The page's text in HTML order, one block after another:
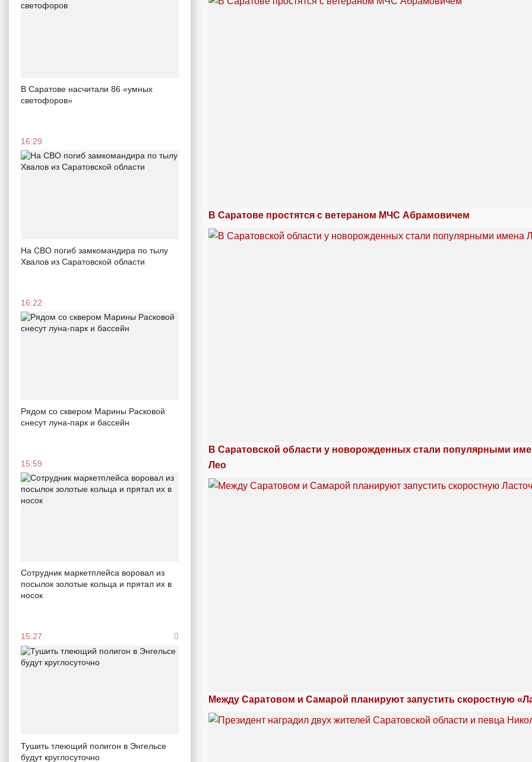
В Саратове насчитали 86 «умных
светофоров»
16:29
На СВО погиб замкомандира по тылу
Хвалов из Саратовской области
16:22
Рядом со сквером Марины Расковой
снесут луна-парк и бассейн
15:59
Сотрудник маркетплейса воровал из
посылок золотые кольца и прятал их в
носок
15:27
Тушить тлеющий полигон в Энгельсе
будут круглосуточно
В Саратове простятся с ветераном МЧС Абрамовичем
В Саратовской области у новорожденных стали популярными
Лео
Между Саратовом и Самарой планируют запустить скоростную